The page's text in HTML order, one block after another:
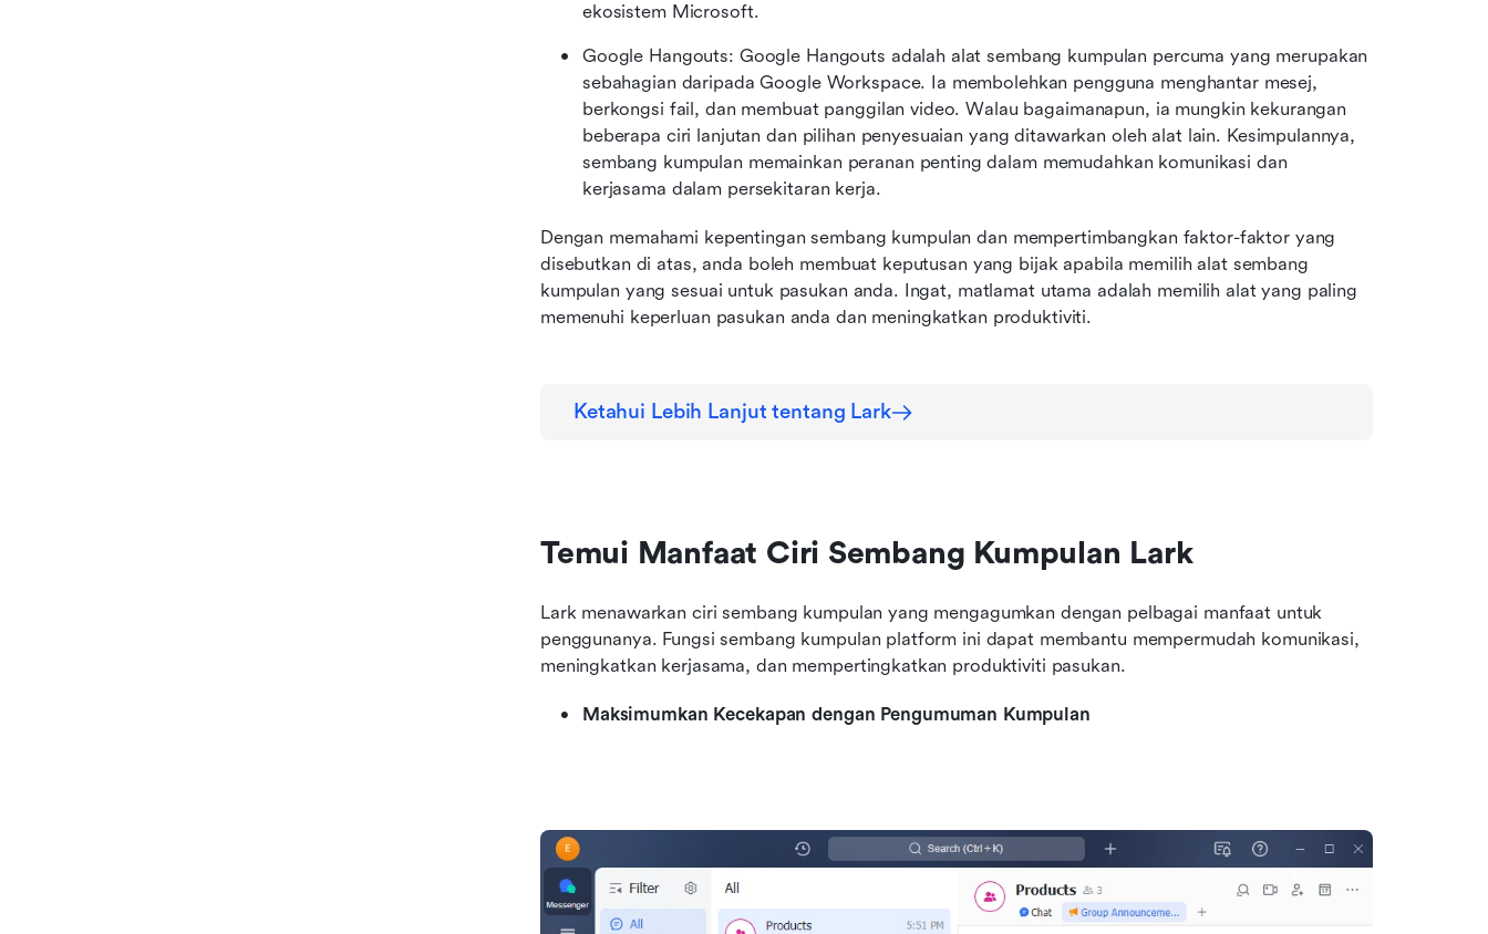
ekosistem Microsoft.
Google Hangouts: Google Hangouts adalah alat sembang kumpulan percuma yang merupakan
sebahagian daripada Google Workspace. Ia membolehkan pengguna menghantar mesej,
berkongsi fail, dan membuat panggilan video. Walau bagaimanapun, ia mungkin kekurangan
beberapa ciri lanjutan dan pilihan penyesuaian yang ditawarkan oleh alat lain. Kesimpulannya,
sembang kumpulan memainkan peranan penting dalam memudahkan komunikasi dan
kerjasama dalam persekitaran kerja.
Dengan memahami kepentingan sembang kumpulan dan mempertimbangkan faktor-faktor yang
disebutkan di atas, anda boleh membuat keputusan yang bijak apabila memilih alat sembang
kumpulan yang sesuai untuk pasukan anda. Ingat, matlamat utama adalah memilih alat yang paling
memenuhi keperluan pasukan anda dan meningkatkan produktiviti.
Ketahui Lebih Lanjut tentang Lark
Temui Manfaat Ciri Sembang Kumpulan Lark
Lark menawarkan ciri sembang kumpulan yang mengagumkan dengan pelbagai manfaat untuk
penggunanya. Fungsi sembang kumpulan platform ini dapat membantu mempermudah komunikasi,
meningkatkan kerjasama, dan mempertingkatkan produktiviti pasukan.
Maksimumkan Kecekapan dengan Pengumuman Kumpulan